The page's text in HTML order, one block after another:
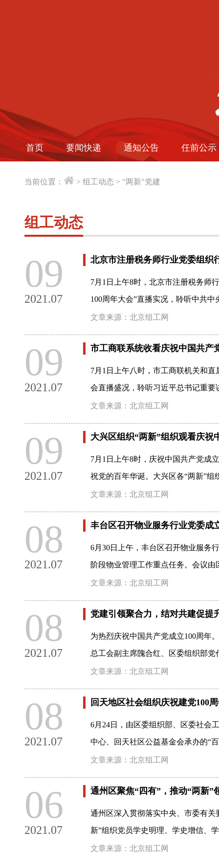
首页 要闻快递 通知公告 任前公示
当前位置： > 组工动态 > "两新"党建
组工动态
09
2021.07
北京市注册税务师行业党委组织
7月1日上午8时，北京市注册税务师
100周年大会”直播实况，聆听中共
文章来源：北京组工网
09
2021.07
市工商联系统收看庆祝中国共产
7月1日上午八时，市工商联机关和
会直播盛况，聆听习近平总书记重
文章来源：北京组工网
09
2021.07
大兴区组织“两新”组织观看庆祝
7月1日上午8时，庆祝中国共产党成
祝党的百年华诞。大兴区各“两新”
文章来源：北京组工网
08
2021.07
丰台区召开物业服务行业党委成
6月30日上午，丰台区召开物业服务
阶段物业管理工作重点任务。会议
文章来源：北京组工网
08
2021.07
党建引领聚合力，结对共建促提
为热烈庆祝中国共产党成立100周年
总工会副主席隗合红、区委组织部
文章来源：北京组工网
08
2021.07
回天地区社会组织庆祝建党100
6月24日，由区委组织部、区委社会
中心、回天社区公益基金会承办的“
文章来源：北京组工网
06
2021.07
通州区聚焦“四有”，推动“两新”
通州区深入贯彻落实中央、市委有
新”组织党员学史明理、学史增信、
文章来源：北京组工网